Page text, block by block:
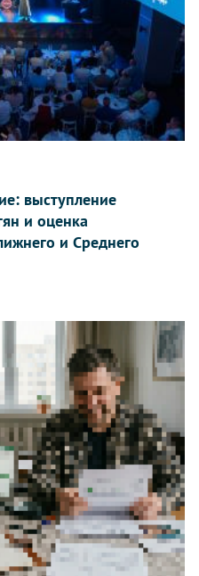
выступление
и оценка
и Среднего